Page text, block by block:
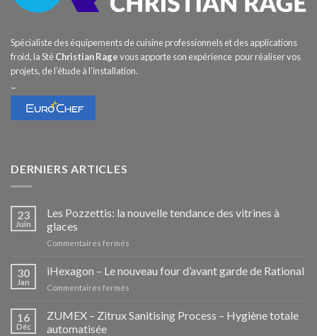
Spécialiste des équipements de cuisine professionnels et des applications
froid, la StéChristian Ragevous apporte son expérience pour réaliser vos
projets, de l’étude à l’installation.
–
DERNIERS ARTICLES
23
Juin
Les Pozzettis: la nouvelle tendance des vitrines à
glaces
Commentaires fermés
Pozzettis:
la
des
30
Jan
iHexagon – Le nouveau four d’avant garde de Rational
Commentaires fermés
–
Le
16
Déc
ZUMEX – Zitrux Sanitising Process – Hygiène totale
automatisée